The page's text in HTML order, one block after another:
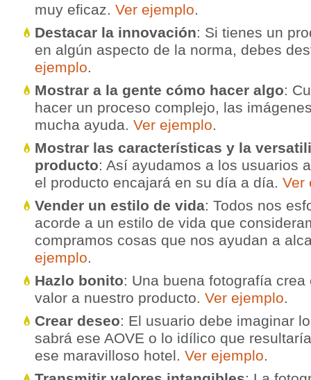
muy eficaz. Ver ejemplo.
Destacar la innovación: Si tienes un
en algún aspecto de la norma, debes
ejemplo.
Mostrar a la gente cómo hacer algo:
hacer un proceso complejo, las
mucha ayuda. Ver ejemplo.
Mostrar las características y la
producto: Así ayudamos a los usuarios
el producto encajará en su día a día. Ver
Vender un estilo de vida: Todos nos
acorde a un estilo de vida que
compramos cosas que nos ayudan a
ejemplo.
Hazlo bonito: Una buena fotografía
valor a nuestro producto. Ver ejemplo.
Crear deseo: El usuario debe imaginar
sabrá ese AOVE o lo idílico que
ese maravilloso hotel. Ver ejemplo.